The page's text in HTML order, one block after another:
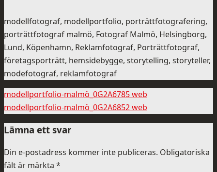
modellfotograf, modellportfolio, porträttfotografering,
porträttfotograf malmö, Fotograf Malmö, Helsingborg,
Lund, Köpenhamn, Reklamfotograf, Porträttfotograf,
företagsporträtt, hemsidebygge, storytelling, storyteller,
modefotograf, reklamfotograf
modellportfolio-malmö_0G2A6785 web
modellportfolio-malmö_0G2A6852 web
Lämna ett svar
Din e-postadress kommer inte publiceras. Obligatoriska
fält är märkta *